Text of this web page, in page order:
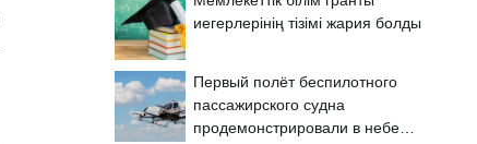
иегерлерінің тізімі жария болды
Первый полёт беспилотного
пассажирского судна
продемонстрировали в небе